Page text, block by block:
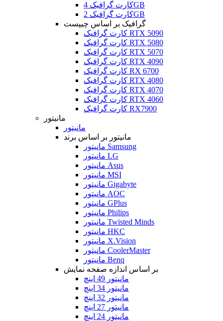
کارت گرافیک 4GB
کارت گرافیک 2GB
گرافیک بر اساس چیپست
کارت گرافیک RTX 5090
کارت گرافیک RTX 5080
کارت گرافیک RTX 5070
کارت گرافیک RTX 4090
کارت گرافیک RX 6700
کارت گرافیک RTX 4080
کارت گرافیک RTX 4070
کارت گرافیک RTX 4060
کارت گرافیک RX7900
مانیتور
مانیتور
مانیتور بر اساس برند
مانیتور Samsung
مانیتور LG
مانیتور Asus
مانیتور MSI
مانیتور Gigabyte
مانیتور AOC
مانیتور GPlus
مانیتور Philips
مانیتور Twisted Minds
مانیتور HKC
مانیتور X.Vision
مانیتور CoolerMaster
مانیتور Benq
بر اساس اندازه صفحه نمایش
مانیتور 49 اینچ
مانیتور 34 اینچ
مانیتور 32 اینچ
مانیتور 27 اینچ
مانیتور 24 اینچ